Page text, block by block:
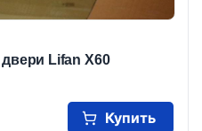
Lifan X60
Купить